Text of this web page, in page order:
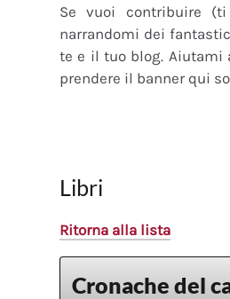
Se vuoi contribuire
narrandomi dei
te e il tuo blog. Aiutami
prendere il banner qui
Libri
Ritorna alla lista
Cronache del